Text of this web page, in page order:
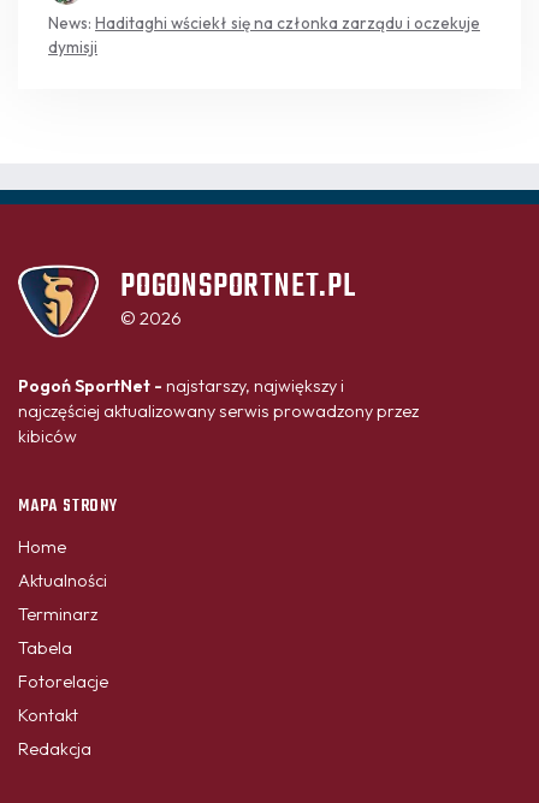
News: Haditaghi wściekł się na członka zarządu i oczekuje
dymisji
POGONSPORTNET.PL
© 2026
Pogoń SportNet - najstarszy, największy i
najczęściej aktualizowany serwis prowadzony przez
kibiców
MAPA STRONY
Home
Aktualności
Terminarz
Tabela
Fotorelacje
Kontakt
Redakcja